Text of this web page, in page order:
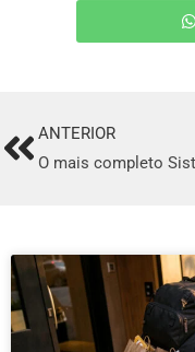
PrevANTERIOR